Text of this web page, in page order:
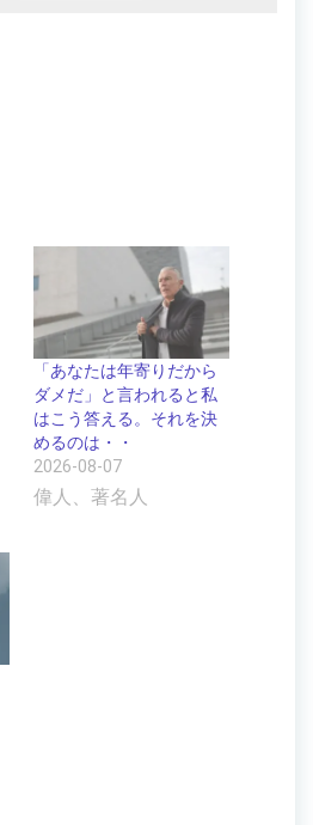
「あなたは年寄りだから
ダメだ」と言われると私
はこう答える。それを決
めるのは・・
2026-08-07
偉人、著名人